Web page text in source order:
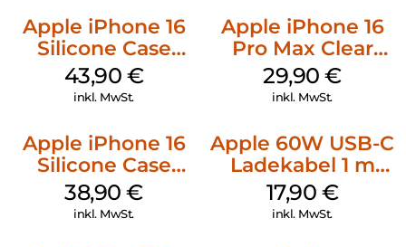
Apple iPhone 16
Silicone Case
MagSafe Plum
43,90 €
inkl. MwSt.
Apple iPhone 16
Pro Max Clear
Case MagSafe
Transparent
29,90€
inkl. MwSt.
Apple iPhone 16
Silicone Case
MagSafe
Ultramarine
38,90€
inkl. MwSt.
Apple 60W USB-C
Ladekabel 1 m
Weiß
17,90 €
inkl. MwSt.